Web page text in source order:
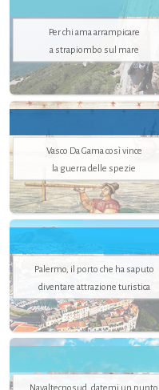
Per chi ama arrampicare
a strapiombo sul mare
Vasco Da Gama così vince
la guerra delle spezie
Palermo, il porto che ha saputo
diventare attrazione turistica
Navaltecnosud, datemi un punto